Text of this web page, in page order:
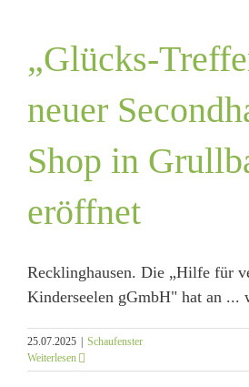
„Glücks-
neuer
Shop in
eröffnet
Recklinghausen. Die „Hilfe für
Kinderseelen gGmbH" hat an ...
25.07.2025
Schaufenster
Weiterlesen